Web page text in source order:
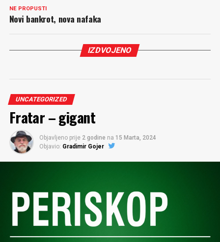
NE PROPUSTI
Novi bankrot, nova nafaka
IZDVOJENO
UNCATEGORIZED
Fratar – gigant
Objavljeno prije 2 godine na 15 Marta, 2024
Objavio: Gradimir Gojer